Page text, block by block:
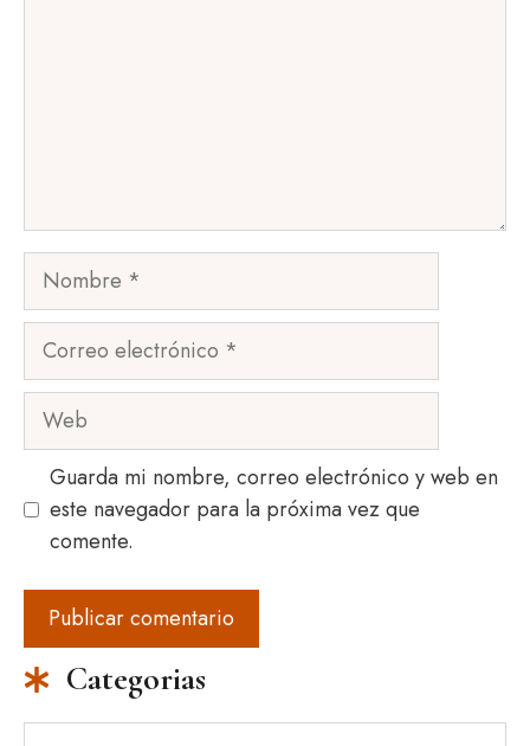
Nombre
Correo
Web
Guarda mi nombre, correo electrónico y web en
este navegador para la próxima vez que
comente.
Categorias